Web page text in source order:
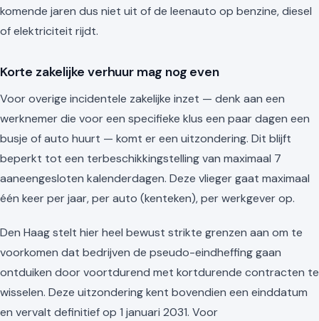
komende jaren dus niet uit of de leenauto op benzine, diesel
of elektriciteit rijdt.
Korte zakelijke verhuur mag nog even
Voor overige incidentele zakelijke inzet — denk aan een
werknemer die voor een specifieke klus een paar dagen een
busje of auto huurt — komt er een uitzondering. Dit blijft
beperkt tot een terbeschikkingstelling van maximaal 7
aaneengesloten kalenderdagen. Deze vlieger gaat maximaal
één keer per jaar, per auto (kenteken), per werkgever op.
Den Haag stelt hier heel bewust strikte grenzen aan om te
voorkomen dat bedrijven de pseudo-eindheffing gaan
ontduiken door voortdurend met kortdurende contracten te
wisselen. Deze uitzondering kent bovendien een einddatum
en vervalt definitief op 1 januari 2031. Voor